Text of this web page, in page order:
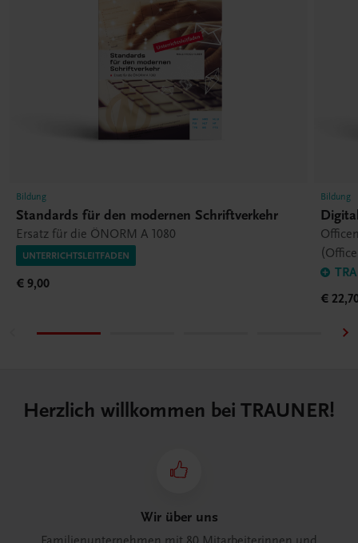
Bildung
Standards für den modernen Schriftverkehr
Ersatz für die ÖNORM A 1080
UNTERRICHTSLEITFADEN
€ 9,00
Bildung
€
Herzlich willkommen bei TRAUNER!
Wir über uns